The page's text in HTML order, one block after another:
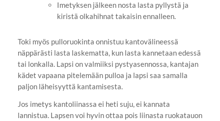
Imetyksen jälkeen nosta lasta pyllystä ja
kiristä olkahihnat takaisin ennalleen.
Toki myös pulloruokinta onnistuu kantovälineessä
näppärästi lasta laskematta, kun lasta kannetaan edessä
tai lonkalla. Lapsi on valmiiksi pystyasennossa, kantajan
kädet vapaana pitelemään pulloa ja lapsi saa samalla
paljon läheisyyttä kantamisesta.
Jos imetys kantoliinassa ei heti suju, ei kannata
lannistua. Lapsen voi hyvin ottaa pois liinasta ruokatauon